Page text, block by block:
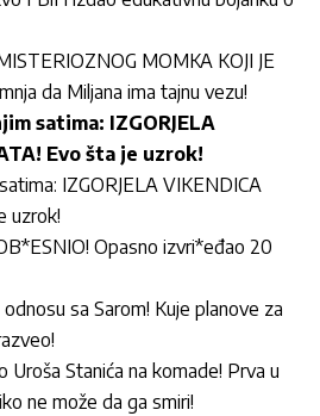
MOMKA KOJI JE
da Miljana ima tajnu vezu!
satima: IZGORJELA
Evo šta je uzrok!
IZGORJELA VIKENDICA
uzrok!
Opasno izvri*eđao 20
sa Sarom! Kuje planove za
Uroša Stanića na komade! Prva u
ne može da ga smiri!